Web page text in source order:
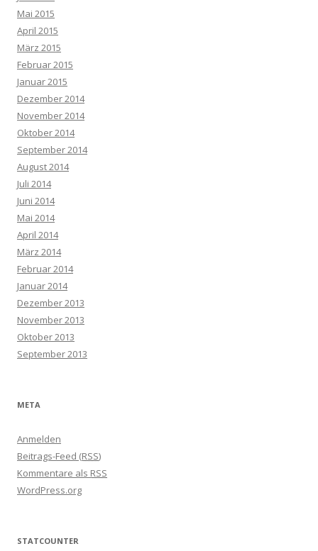
Mai 2015
April 2015
März 2015
Februar 2015
Januar 2015
Dezember 2014
November 2014
Oktober 2014
September 2014
August 2014
Juli 2014
Juni 2014
Mai 2014
April 2014
März 2014
Februar 2014
Januar 2014
Dezember 2013
November 2013
Oktober 2013
September 2013
META
Anmelden
Beitrags-Feed (RSS)
Kommentare als RSS
WordPress.org
STATCOUNTER